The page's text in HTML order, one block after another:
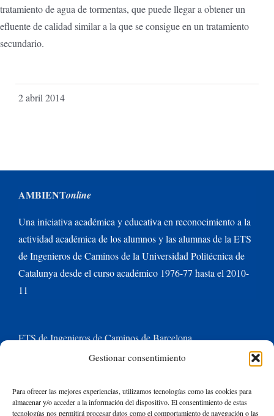
Gestionar consentimiento
Para ofrecer las mejores experiencias, utilizamos tecnologías como las cookies para
almacenar y/o acceder a la información del dispositivo. El consentimiento de estas
tecnologías nos permitirá procesar datos como el comportamiento de navegación o las
tratamiento de agua de tormentas, que puede llegar a obtener un
efluente de calidad similar a la que se consigue en un tratamiento
secundario.
2 abril 2014
AMBIENTonline
Una iniciativa académica y educativa en reconocimiento a la
actividad académica de los alumnos y las alumnas de la ETS
de Ingenieros de Caminos de la Universidad Politécnica de
Catalunya desde el curso académico 1976-77 hasta el 2010-
11
ETS de Ingenieros de Caminos de Barcelona
Universitat Politècnica de Catalunya BarcelonaTech
Contacte con nosotros